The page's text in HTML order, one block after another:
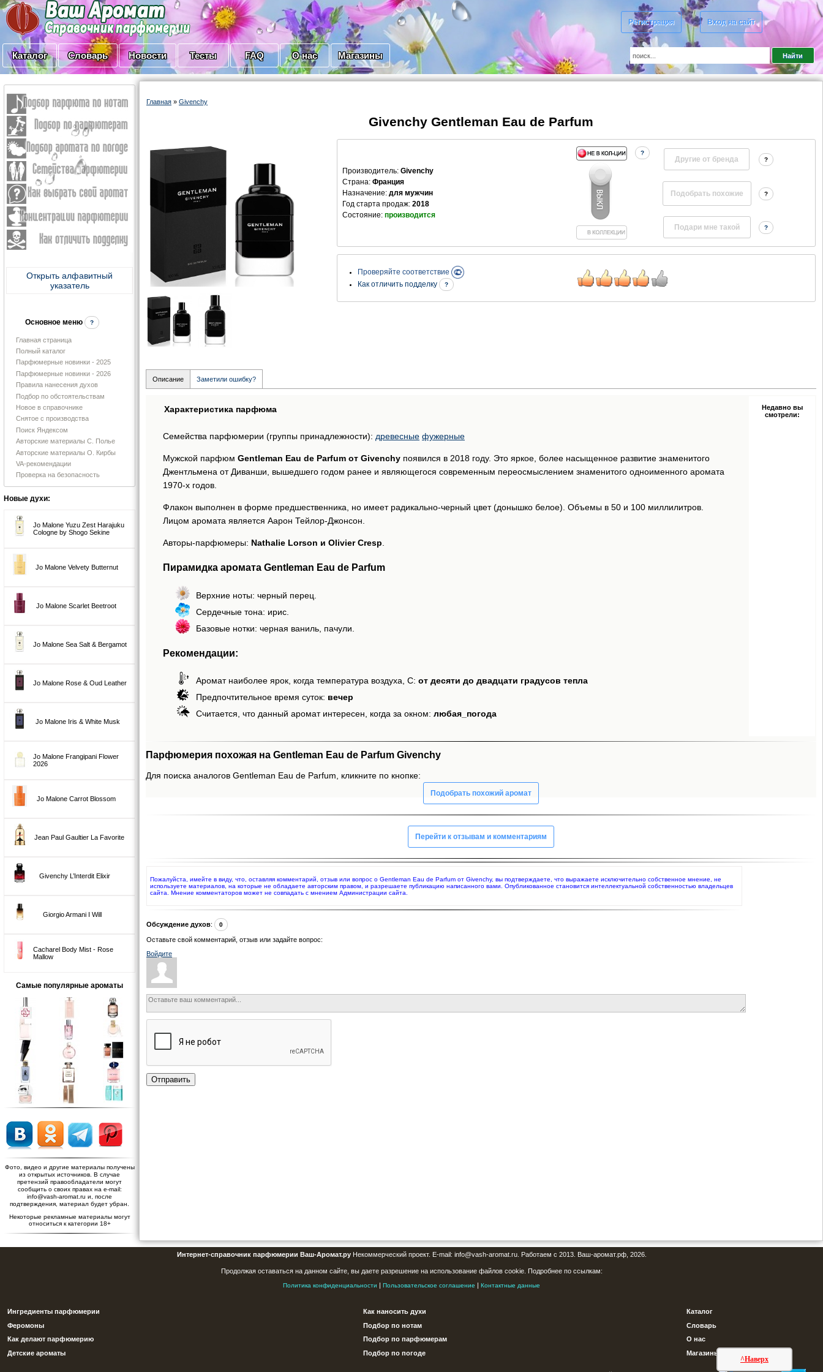
Регистрация Вход на сайт
Каталог Словарь Новости Тесты FAQ О нас Магазины
Открыть алфавитный
указатель
Основное меню ?
Главная страница
Полный каталог
Парфюмерные новинки - 2025
Парфюмерные новинки - 2026
Правила нанесения духов
Подбор по обстоятельствам
Новое в справочнике
Снятое с производства
Поиск Яндексом
Авторские материалы С. Полье
Авторские материалы О. Кирбы
VA-рекомендации
Проверка на безопасность
Новые духи:
Jo Malone Yuzu Zest Harajuku
Cologne by Shogo Sekine
Jo Malone Velvety Butternut
Jo Malone Scarlet Beetroot
Jo Malone Sea Salt & Bergamot
Jo Malone Rose & Oud Leather
Jo Malone Iris & White Musk
Jo Malone Frangipani Flower
2026
Jo Malone Carrot Blossom
Jean Paul Gaultier La Favorite
Givenchy L’Interdit Elixir
Giorgio Armani I Will
Cacharel Body Mist - Rose
Mallow
Самые популярные ароматы
Фото, видео и другие материалы получены
из открытых источников. В случае
претензий правообладатели могут
сообщить о своих правах на e-mail:
info@vash-aromat.ru и, после
подтверждения, материал будет убран.
Некоторые рекламные материалы могут
относиться к категории 18+
Главная » Givenchy
Givenchy Gentleman Eau de Parfum
Производитель: Givenchy
Страна: Франция
Назначение: для мужчин
Год старта продаж: 2018
Состояние: производится
?
Другие от бренда ?
?
?
Проверяйте соответствие
Как отличить подделку
?
Описание Заметили ошибку?
Характеристика парфюма
Семейства парфюмерии (группы принадлежности): древесные фужерные
Мужской парфюм Gentleman Eau de Parfum от Givenchy появился в 2018 году. Это яркое, более насыщенное развитие знаменитого
Джентльмена от Диванши, вышедшего годом ранее и являющегося современным переосмыслением знаменитого одноименного аромата
1970-х годов.
Флакон выполнен в форме предшественника, но имеет радикально-черный цвет (донышко белое). Объемы в 50 и 100 миллилитров.
Лицом аромата является Аарон Тейлор-Джонсон.
Авторы-парфюмеры: Nathalie Lorson и Olivier Cresp
Пирамидка аромата Gentleman Eau de Parfum
Верхние ноты: черный перец.
Сердечные тона: ирис.
Базовые нотки: черная ваниль, пачули.
Рекомендации:
Аромат наиболее ярок, когда температура воздуха, С: от десяти до двадцати градусов тепла
Предпочтительное время суток: вечер
Считается, что данный аромат интересен, когда за окном: любая_погода
Недавно вы
смотрели:
Парфюмерия похожая на Gentleman Eau de Parfum Givenchy
Для поиска аналогов Gentleman Eau de Parfum, кликните по кнопке:
Подобрать похожий аромат
Перейти к отзывам и комментариям
Пожалуйста, имейте в виду, что, оставляя комментарий, отзыв или вопрос о Gentleman Eau de Parfum от Givenchy, вы подтверждаете, что выражаете исключительно собственное мнение, не
используете материалов, на которые не обладаете авторским правом, и разрешаете публикацию написанного вами. Опубликованное становится интеллектуальной собственностью владельцев
сайта. Мнение комментаторов может не совпадать с мнением Администрации сайта.
Обсуждение духов: 0
Оставьте свой комментарий, отзыв или задайте вопрос:
Войдите
Отправить
^Наверх
Интернет-справочник парфюмерии Ваш-Аромат.руНекоммерческий проект. E-mail: info@vash-aromat.ru. Работаем с 2013. Ваш-аромат.рф, 2026.
Продолжая оставаться на данном сайте, вы даете разрешение на использование файлов cookie. Подробнее по ссылкам:
Политика конфиденциальности | Пользовательское соглашение | Контактные данные
Ингредиенты парфюмерии
Феромоны
Как делают парфюмерию
Детские ароматы
Как наносить духи
Подбор по нотам
Подбор по парфюмерам
Подбор по погоде
Каталог
Словарь
О нас
Магазины